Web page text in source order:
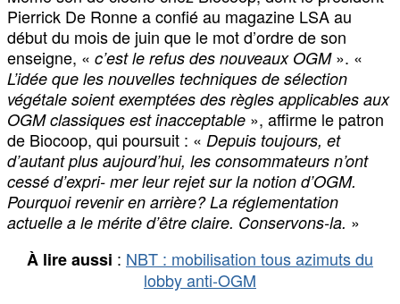
Pierrick De Ronne a confié au magazine LSA au
début du mois de juin que le mot d’ordre de son
enseigne, « c’est le refus des nouveaux OGM ». «
L’idée que les nouvelles techniques de sélection
végétale soient exemptées des règles applicables aux
OGM classiques est inacceptable », affirme le patron
de Biocoop, qui poursuit : « Depuis toujours, et
d’autant plus aujourd’hui, les consommateurs n’ont
cessé d’expri- mer leur rejet sur la notion d’OGM.
Pourquoi revenir en arrière? La réglementation
actuelle a le mérite d’être claire. Conservons-la. »
À lire aussi : NBT : mobilisation tous azimuts du
lobby anti-OGM